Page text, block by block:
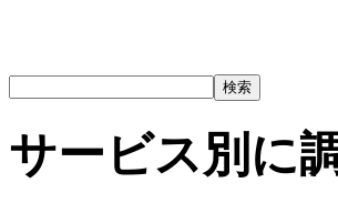
サービス別に